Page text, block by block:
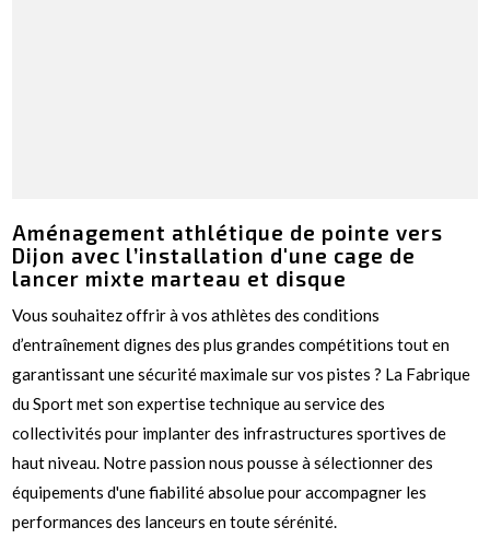
Aménagement athlétique de pointe vers
Dijon avec l’installation d'une cage de
lancer mixte marteau et disque
Vous souhaitez offrir à vos athlètes des conditions
d’entraînement dignes des plus grandes compétitions tout en
garantissant une sécurité maximale sur vos pistes ? La Fabrique
du Sport met son expertise technique au service des
collectivités pour implanter des infrastructures sportives de
haut niveau. Notre passion nous pousse à sélectionner des
équipements d'une fiabilité absolue pour accompagner les
performances des lanceurs en toute sérénité.